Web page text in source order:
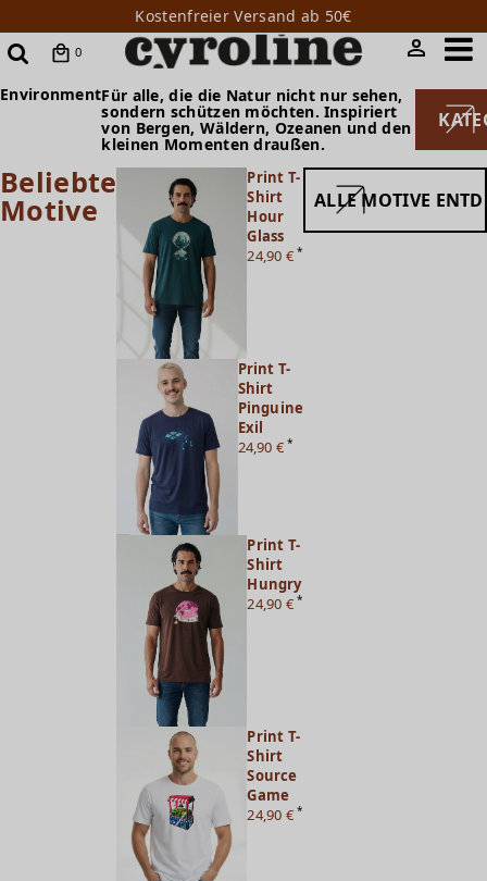
Kostenfreier Versand ab 50€
0
EnvironmentFür alle, die die Natur nicht nur sehen,
sondern schützen möchten. Inspiriert
von Bergen, Wäldern, Ozeanen und den
kleinen Momenten draußen.
Beliebte
Motive
Print T-
Shirt
Hour
Glass
24,90 € *
Print T-
Shirt
Pinguine
Exil
24,90 €*
Print T-
Shirt
Hungry
24,90 € *
Print T-
Shirt
Source
Game
24,90 € *
ALLE MOTIVE